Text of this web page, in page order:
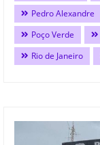
Pedro Alexandre
Poço Verde
Rio de Janeiro